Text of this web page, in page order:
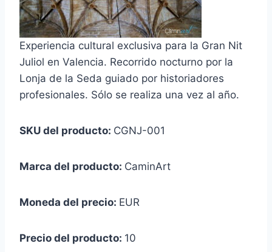
Experiencia cultural exclusiva para la Gran Nit
Juliol en Valencia. Recorrido nocturno por la
Lonja de la Seda guiado por historiadores
profesionales. Sólo se realiza una vez al año.
SKU del producto: CGNJ-001
Marca del producto: CaminArt
Moneda del precio: EUR
Precio del producto: 10